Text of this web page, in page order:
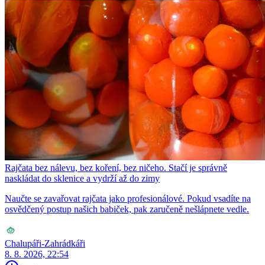
Rajčata bez nálevu, bez koření, bez ničeho. Stačí je správně
naskládat do sklenice a vydrží až do zimy
Naučte se zavařovat rajčata jako profesionálové. Pokud vsadíte na
osvědčený postup našich babiček, pak zaručeně nešlápnete vedle.
Chalupáři-Zahrádkáři
8. 8. 2026, 22:54